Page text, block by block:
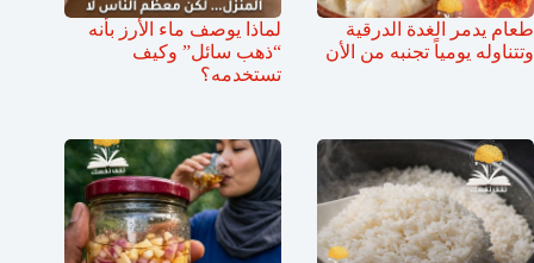
طعام يدمر الغدة الدرقية
وتتناوله يومياً تجنبه من الأن
لماذا يوصف ماء الأرز بأنه
“ذهب سائل” وكيف
تستخدمه؟